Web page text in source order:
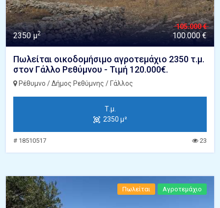
2350 μ2
105.000 €
100.000 €
Πωλείται οικοδομήσιμο αγροτεμάχιο 2350 τ.μ.
στον Γάλλο Ρεθύμνου - Τιμή 120.000€.
Ρέθυμνο / Δήμος Ρεθύμνης / Γάλλος
Τ.μ.
2350 μ²
# 18510517 23
Πωλείται Αγροτεμάχιο